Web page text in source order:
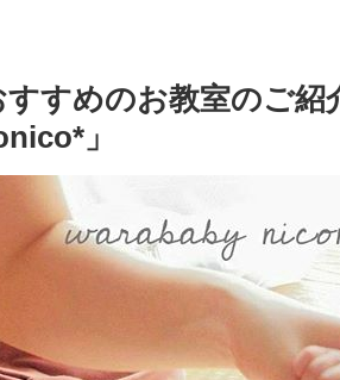
すめのお教室のご紹
」